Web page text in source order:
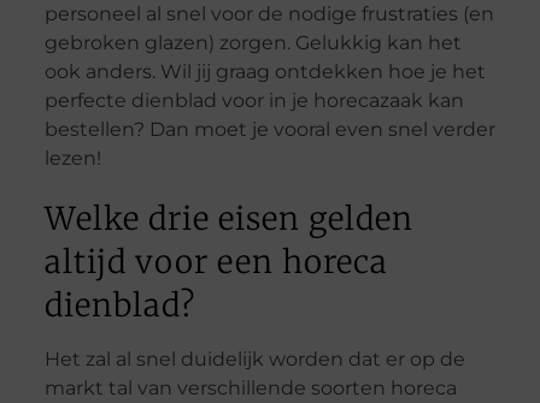
personeel al snel voor de nodige frustraties (en
gebroken glazen) zorgen. Gelukkig kan het
ook anders. Wil jij graag ontdekken hoe je het
perfecte dienblad voor in je horecazaak kan
bestellen? Dan moet je vooral even snel verder
lezen!
Welke drie eisen gelden
altijd voor een horeca
dienblad?
Het zal al snel duidelijk worden dat er op de
markt tal van verschillende soorten horeca